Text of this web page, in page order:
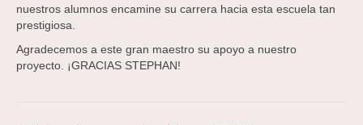
nuestros alumnos encamine su carrera hacia esta escuela tan
prestigiosa.
Agradecemos a este gran maestro su apoyo a nuestro
proyecto. ¡GRACIAS STEPHAN!